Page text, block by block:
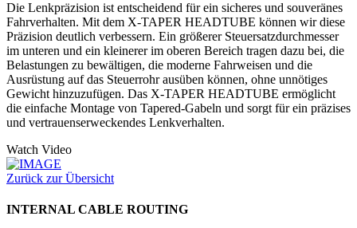
Die Lenkpräzision ist entscheidend für ein sicheres und souveränes
Fahrverhalten. Mit dem X-TAPER HEADTUBE können wir diese
Präzision deutlich verbessern. Ein größerer Steuersatzdurchmesser
im unteren und ein kleinerer im oberen Bereich tragen dazu bei, die
Belastungen zu bewältigen, die moderne Fahrweisen und die
Ausrüstung auf das Steuerrohr ausüben können, ohne unnötiges
Gewicht hinzuzufügen. Das X-TAPER HEADTUBE ermöglicht
die einfache Montage von Tapered-Gabeln und sorgt für ein präzises
und vertrauenserweckendes Lenkverhalten.
Watch Video
Zurück zur Übersicht
INTERNAL CABLE ROUTING